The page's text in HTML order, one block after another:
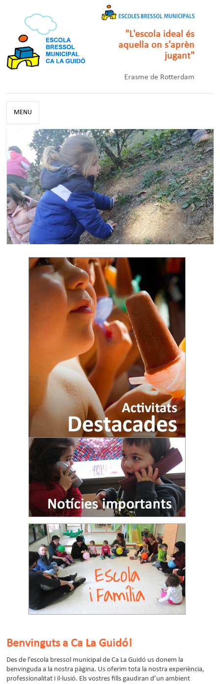
"L'escola ideal és
aquella on s'aprèn
jugant"
Erasme de Rotterdam
MENU
Benvinguts a Ca La Guidó!
Des de l’escola bressol municipal de Ca La Guidó us donem la
benvinguda a la nostra pàgina. Us oferim tota la nostra experiència,
professionalitat i il·lusió. Els vostres fills gaudiran d’un ambient